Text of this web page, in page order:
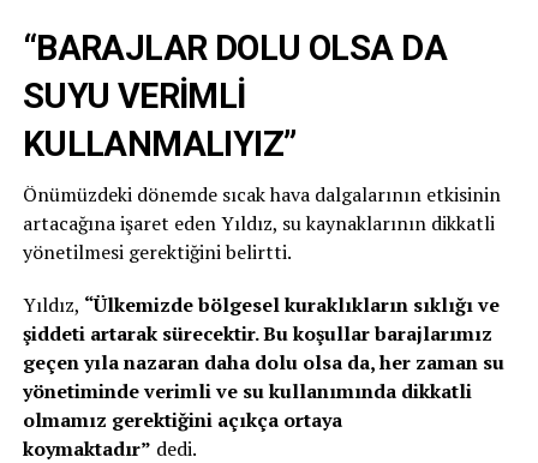
“BARAJLAR DOLU OLSA DA
SUYU VERİMLİ
KULLANMALIYIZ”
Önümüzdeki dönemde sıcak hava dalgalarının etkisinin
artacağına işaret eden Yıldız, su kaynaklarının dikkatli
yönetilmesi gerektiğini belirtti.
Yıldız, “Ülkemizde bölgesel kuraklıkların sıklığı ve
şiddeti artarak sürecektir. Bu koşullar barajlarımız
geçen yıla nazaran daha dolu olsa da, her zaman su
yönetiminde verimli ve su kullanımında dikkatli
olmamız gerektiğini açıkça ortaya
koymaktadır” dedi.